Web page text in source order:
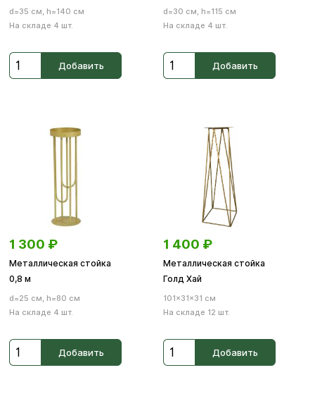
d=35 см, h=140 см
На складе 4 шт.
Добавить
d=30 см, h=115 см
На складе 4 шт.
Добавить
1 300 ₽
Металлическая стойка
0,8 м
d=25 см, h=80 см
На складе 4 шт.
Добавить
1 400 ₽
Металлическая стойка
Голд Хай
101×31×31 см
На складе 12 шт.
Добавить